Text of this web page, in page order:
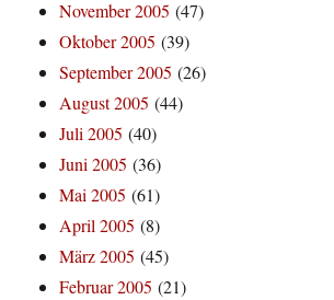
November 2005 (47)
Oktober 2005 (39)
September 2005 (26)
August 2005 (44)
Juli 2005 (40)
Juni 2005 (36)
Mai 2005 (61)
April 2005 (8)
März 2005 (45)
Februar 2005 (21)